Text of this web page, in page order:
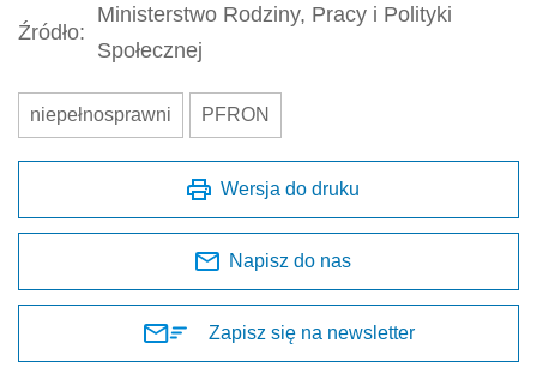
Źródło:
Ministerstwo Rodziny, Pracy i Polityki
Społecznej
niepełnosprawni PFRON
Wersja do druku
Napisz do nas
Zapisz się na newsletter